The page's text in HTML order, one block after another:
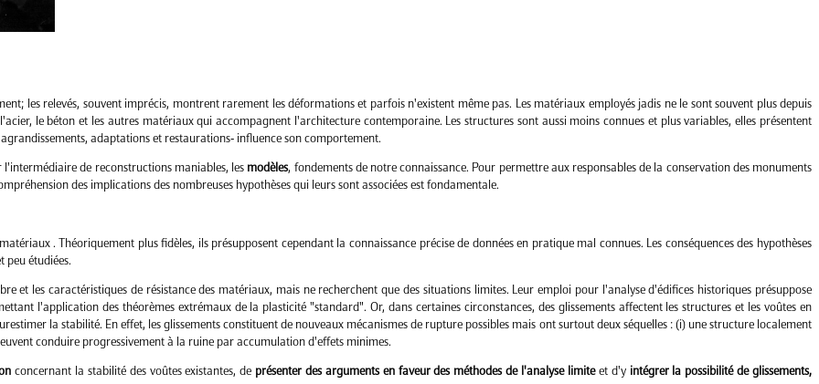
les relevés, souvent imprécis, montrent rarement les déformations et parfois n'existent même pas. Les matériaux employés jadis ne le sont souvent plus depuis
le béton et les autres matériaux qui accompagnent l'architecture contemporaine. Les structures sont aussi moins connues et plus variables, elles présentent
adaptations et restaurations- influence son comportement.
de reconstructions maniables, les modèles, fondements de notre connaissance. Pour permettre aux responsables de la conservation des monuments
des implications des nombreuses hypothèses qui leurs sont associées est fondamentale.
. Théoriquement plus fidèles, ils présupposent cependant la connaissance précise de données en pratique mal connues. Les conséquences des hypothèses
peu étudiées.
et les caractéristiques de résistance des matériaux, mais ne recherchent que des situations limites. Leur emploi pour l'analyse d'édifices historiques présuppose
l'application des théorèmes extrémaux de la plasticité "standard". Or, dans certaines circonstances, des glissements affectent les structures et les voûtes en
la stabilité. En effet, les glissements constituent de nouveaux mécanismes de rupture possibles mais ont surtout deux séquelles : (i) une structure localement
conduire progressivement à la ruine par accumulation d'effets minimes.
concernant la stabilité des voûtes existantes, de présenter des arguments en faveur des méthodes de l'analyse limiteet d'y intégrer la possibilité de glissements,